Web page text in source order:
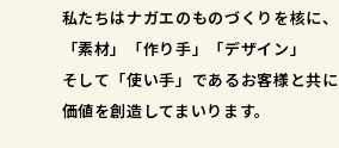
私たちはナガエのものづくりを核に、
「素材」「作り手」「デザイン」
そして「使い手」であるお客様と共に
価値を創造してまいります。